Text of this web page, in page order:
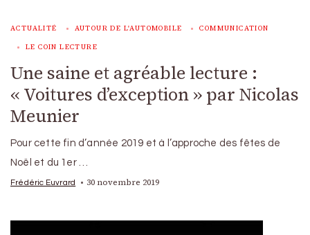
ACTUALITÉ AUTOUR DE L'AUTOMOBILE COMMUNICATION
LE COIN LECTURE
Une saine et agréable lecture :
« Voitures d’exception » par Nicolas
Meunier
Pour cette fin d’année 2019 et à l’approche des fêtes de
Noël et du 1er …
Frédéric Euvrard 30 novembre 2019